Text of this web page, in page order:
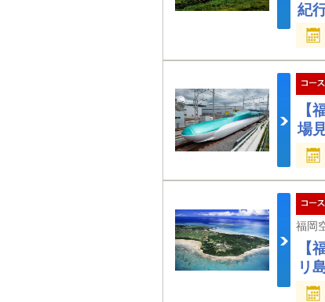
紀
【
場
【
リ